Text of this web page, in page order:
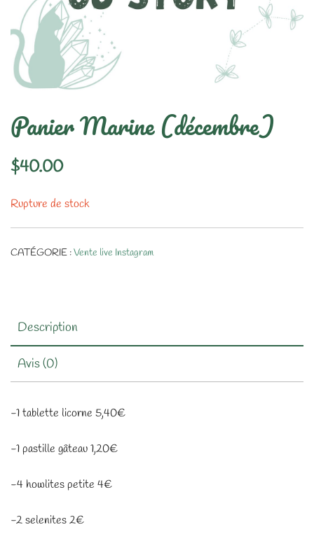
Panier Marine (décembre)
$40.00
Rupture de stock
CATÉGORIE :Vente live Instagram
Description
Avis (0)
-1 tablette licorne 5,40€
-1 pastille gâteau 1,20€
-4 howlites petite 4€
-2 selenites 2€